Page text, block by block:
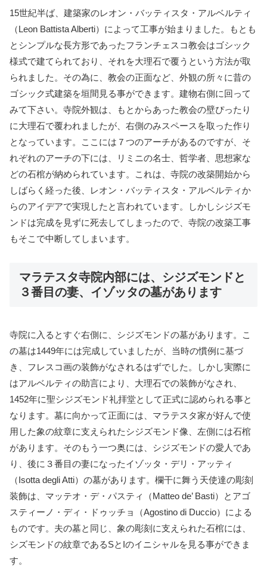
15世紀半ば、建築家のレオン・バッティスタ・アルベルティ
（Leon Battista Alberti）によって工事が始まりました。もとも
とシンプルな長方形であったフランチェスコ教会はゴシック
様式で建てられており、それを大理石で覆うという方法が取
られました。その為に、教会の正面など、外観の所々に昔の
ゴシック式建築を垣間見る事ができます。建物右側に回って
みて下さい。寺院外観は、もとからあった教会の壁ぴったり
に大理石で覆われましたが、右側のみスペースを取った作り
となっています。ここには７つのアーチがあるのですが、そ
れぞれのアーチの下には、リミニの名士、哲学者、思想家な
どの石棺が納められています。これは、寺院の改築開始から
しばらく経った後、レオン・バッティスタ・アルベルティか
らのアイデアで実現したと言われています。しかしシジズモ
ンドは完成を見ずに死去してしまったので、寺院の改築工事
もそこで中断してしまいます。
マラテスタ寺院内部には、シジズモンドと
３番目の妻、イゾッタの墓があります
寺院に入るとすぐ右側に、シジズモンドの墓があります。こ
の墓は1449年には完成していましたが、当時の慣例に基づ
き、フレスコ画の装飾がなされるはずでした。しかし実際に
はアルベルティの助言により、大理石での装飾がなされ、
1452年に聖シジズモンド礼拝堂として正式に認められる事と
なります。墓に向かって正面には、マラテスタ家が好んで使
用した象の紋章に支えられたシジズモンド像、左側には石棺
があります。そのもう一つ奥には、シジズモンドの愛人であ
り、後に３番目の妻になったイゾッタ・デリ・アッティ
（Isotta degli Atti）の墓があります。欄干に舞う天使達の彫刻
装飾は、マッテオ・デ・パスティ（Matteo de’ Basti）とアゴ
スティーノ・ディ・ドゥッチョ（Agostino di Duccio）による
ものです。夫の墓と同じ、象の彫刻に支えられた石棺には、
シズモンドの紋章であるSとIのイニシャルを見る事ができま
す。